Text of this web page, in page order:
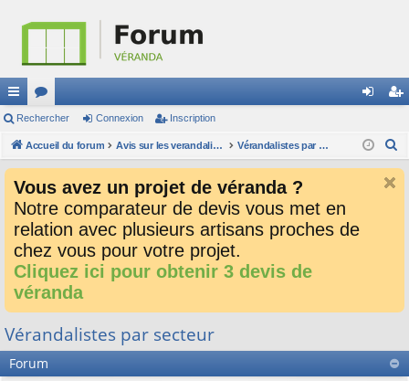
ac
co
ci
or
u
s
ne cri
Rechercher Connexion Inscription
Accueil du forum Avis sur les verandalistes et les devis Vérandalistes par secteur
Vous avez un projet de véranda ?
Notre comparateur de devis vous met en
relation avec plusieurs artisans proches de
chez vous pour votre projet.
Cliquez ici pour obtenir 3 devis de
véranda
Vérandalistes par secteur
Forum